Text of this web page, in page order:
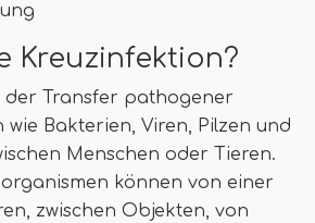
Kreuzinfektion?
der Transfer pathogener
Bakterien, Viren, Pilzen und
Menschen oder Tieren.
können von einer
zwischen Objekten, von